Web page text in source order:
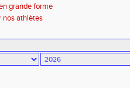
grande forme
nos athlètes